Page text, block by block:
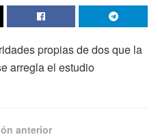
propias de dos que la
arregla el estudio
anterior